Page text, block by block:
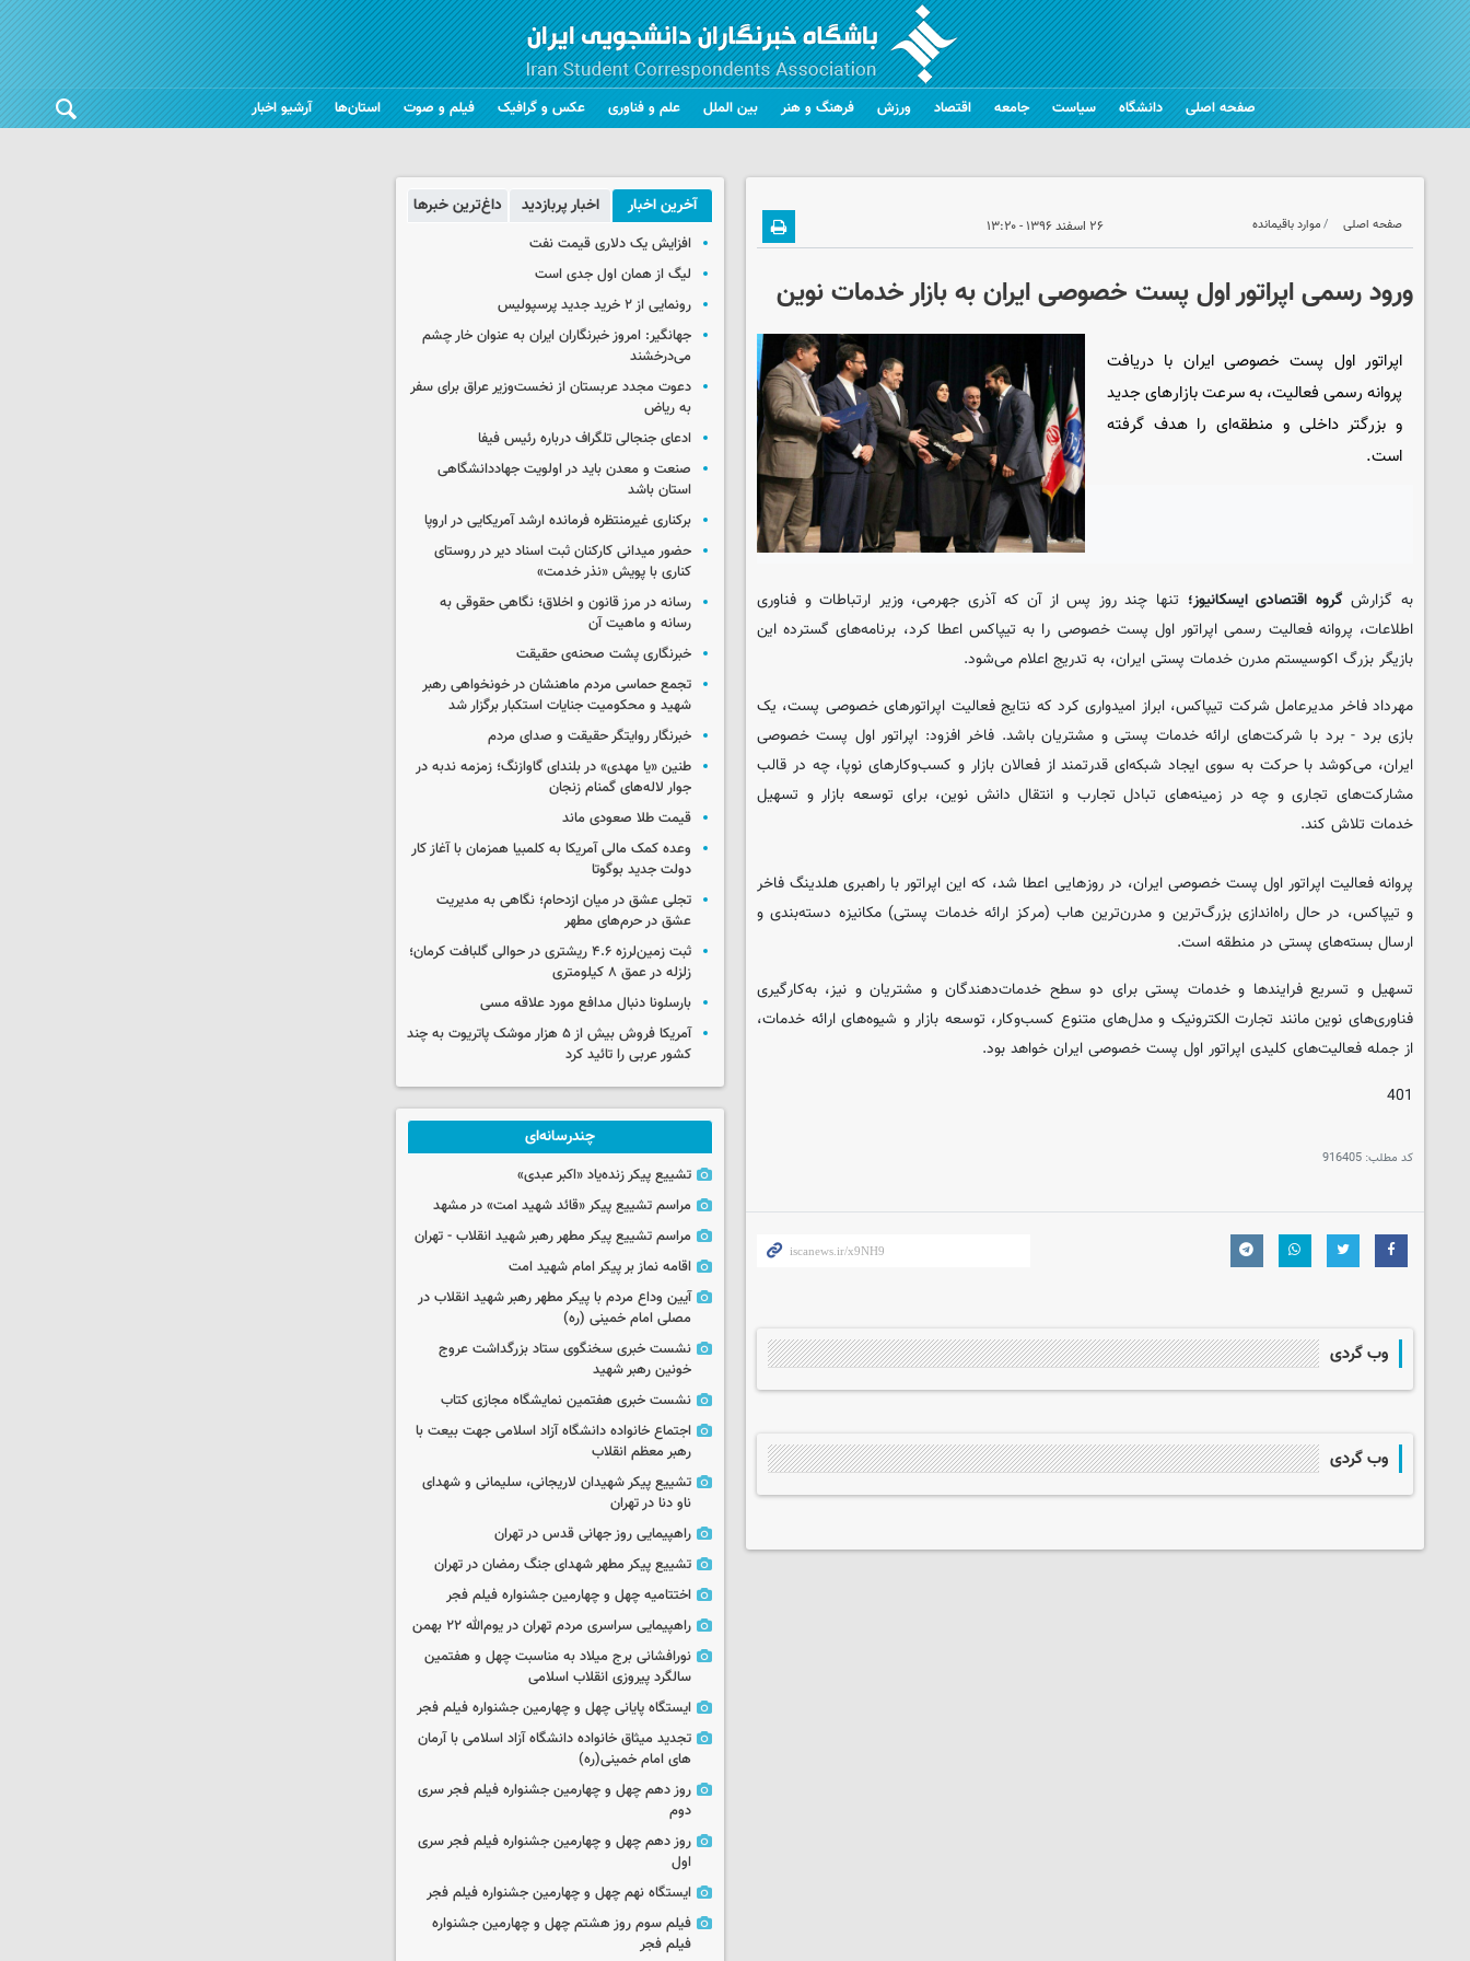
صفحه اصلی دانشگاه سیاست جامعه اقتصاد ورزش فرهنگ و هنر بین الملل علم و فناوری عکس و گرافیک فیلم و صوت استان‌ها آرشیو اخبار
صفحه اصلی موارد باقیمانده ۲۶ اسفند ۱۳۹۶ - ۱۳:۲۰
ورود رسمی اپراتور اول پست خصوصی ایران به بازار خدمات نوین
اپراتور اول پست خصوصی ایران با دریافت
پروانه رسمی فعالیت، به سرعت بازارهای جدید
و بزرگتر داخلی و منطقه‌ای را هدف گرفته
است.
به گزارشگروه اقتصادی ایسکانیوز؛ تنها چند روز پس از آن که آذری جهرمی، وزیر ارتباطات و فناوری
اطلاعات، پروانه فعالیت رسمی اپراتور اول پست خصوصی را به تیپاکس اعطا کرد، برنامه‌های گسترده این
بازیگر بزرگ اکوسیستم مدرن خدمات پستی ایران، به تدریج اعلام می‌شود.
مهرداد فاخر مدیرعامل شرکت تیپاکس، ابراز امیدواری کرد که نتایج فعالیت اپراتورهای خصوصی پست، یک
بازی برد - برد با شرکت‌های ارائه‌ خدمات پستی و مشتریان باشد. فاخر افزود: اپراتور اول پست خصوصی
ایران، می‌کوشد با حرکت به سوی ایجاد شبکه‌ای قدرتمند از فعالان بازار و کسب‌وکارهای نوپا، چه در قالب
مشارکت‌های تجاری و چه در زمینه‌های تبادل تجارب و انتقال دانش نوین، برای توسعه بازار و تسهیل
خدمات تلاش کند.
پروانه فعالیت اپراتور اول پست خصوصی ایران، در روزهایی اعطا شد، که این اپراتور با راهبری هلدینگ فاخر
و تیپاکس، در حال راه‌اندازی بزرگ‌ترین و مدرن‌ترین هاب (مرکز ارائه خدمات پستی) مکانیزه دسته‌بندی و
ارسال بسته‌های پستی در منطقه است.
تسهیل و تسریع فرایندها و خدمات پستی برای دو سطح خدمات‌دهندگان و مشتریان و نیز، به‌کارگیری
فناوری‌های نوین‌ مانند تجارت الکترونیک و مدل‌های متنوع کسب‌وکار، توسعه بازار و شیوه‌های ارائه خدمات،
از جمله فعالیت‌های کلیدی اپراتور اول پست خصوصی ایران خواهد بود.
401
کد مطلب: 916405
وب گردی
وب گردی
آخرین اخبار اخبار پربازدید داغ‌ترین خبرها
افزایش یک دلاری قیمت نفت
لیگ از همان اول جدی است
رونمایی از ۲ خرید جدید پرسپولیس
جهانگیر: امروز خبرنگاران ایران به عنوان خار چشم
می‌درخشند
دعوت مجدد عربستان از نخست‌وزیر عراق برای سفر
به ریاض
ادعای جنجالی تلگراف درباره رئیس فیفا
صنعت و معدن باید در اولویت جهاددانشگاهی
استان باشد
برکناری غیرمنتظره فرمانده ارشد آمریکایی در اروپا
حضور میدانی کارکنان ثبت اسناد دیر در روستای
کناری با پویش «نذر خدمت»
رسانه در مرز قانون و اخلاق؛ نگاهی حقوقی به
رسانه و ماهیت آن
خبرنگاری پشت صحنه‌ی حقیقت
تجمع حماسی مردم ماهنشان در خونخواهی رهبر
شهید و محکومیت جنایات استکبار برگزار شد
خبرنگار روایتگر حقیقت و صدای مردم
طنین «یا مهدی» در بلندای گاوازنگ؛ زمزمه ندبه در
جوار لاله‌های گمنام زنجان
قیمت طلا صعودی ماند
وعده کمک مالی آمریکا به کلمبیا همزمان با آغاز کار
دولت جدید بوگوتا
تجلی عشق در میان ازدحام؛ نگاهی به مدیریت
عشق در حرم‌های مطهر
ثبت زمین‌لرزه ۴.۶ ریشتری در حوالی گلبافت کرمان؛
زلزله در عمق ۸ کیلومتری
بارسلونا دنبال مدافع مورد علاقه مسی
آمریکا فروش بیش از ۵ هزار موشک پاتریوت به چند
کشور عربی را تائید کرد
چندرسانه‌ای
تشییع پیکر زنده‌یاد «اکبر عبدی»
مراسم تشییع پیکر «قائد شهید امت» در مشهد
مراسم تشییع پیکر مطهر رهبر شهید انقلاب - تهران
اقامه نماز بر پیکر امام شهید امت
آیین وداع مردم با پیکر مطهر رهبر شهید انقلاب در
مصلی امام خمینی (ره)
نشست خبری سخنگوی ستاد بزرگداشت عروج
خونین رهبر شهید
نشست خبری هفتمین نمایشگاه مجازی کتاب
اجتماع خانواده دانشگاه آزاد اسلامی جهت بیعت با
رهبر معظم انقلاب
تشییع پیکر شهیدان لاریجانی، سلیمانی و شهدای
ناو دنا در تهران
راهپیمایی روز جهانی قدس در تهران
تشییع پیکر مطهر شهدای جنگ رمضان در تهران
اختتامیه چهل و چهارمین جشنواره فیلم فجر
راهپیمایی سراسری مردم تهران در یوم‌الله ۲۲ بهمن
نورافشانی برج میلاد به مناسبت چهل‌ و هفتمین
سالگرد پیروزی انقلاب اسلامی
ایستگاه پایانی چهل و چهارمین جشنواره فیلم فجر
تجدید میثاق خانواده دانشگاه آزاد اسلامی با آرمان
های امام خمینی(ره)
روز دهم چهل و چهارمین جشنواره فیلم فجر سری
دوم
روز دهم چهل و چهارمین جشنواره فیلم فجر سری
اول
ایستگاه نهم چهل و چهارمین جشنواره فیلم فجر
فیلم سوم روز هشتم چهل و چهارمین جشنواره
فیلم فجر